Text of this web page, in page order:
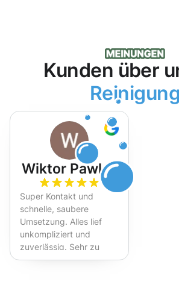
Kunden über
Reinigung
Wiktor Pawlak
Super Kontakt und
schnelle, saubere
Umsetzung. Alles lief
unkompliziert und
zuverlässig. Sehr zu
empfehlen!